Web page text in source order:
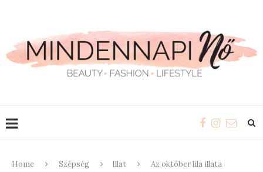
Home Szépség Illat Az október lila illata